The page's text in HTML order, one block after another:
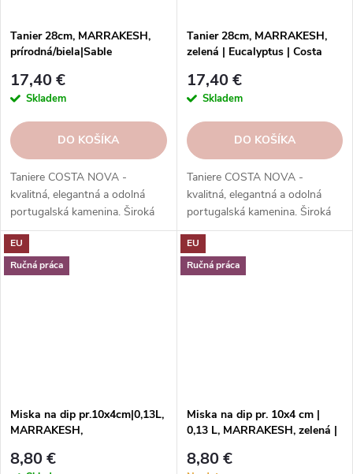
Tanier 28cm, MARRAKESH,
prírodná/biela|Sable
17,40 €
Skladem
DO KOŠÍKA
Taniere COSTA NOVA -
kvalitná, elegantná a odolná
portugalská kamenina. Široká
ponuka kolekcií, tvarov, farieb a
funkcií. Objednávajte v našom
e-shope.
Tanier 28cm, MARRAKESH,
zelená | Eucalyptus | Costa
17,40 €
Skladem
DO KOŠÍKA
Taniere COSTA NOVA -
kvalitná, elegantná a odolná
portugalská kamenina. Široká
ponuka kolekcií, tvarov, farieb a
funkcií. Objednávajte v našom
e-shope.
EU
Ručná práca
Miska na dip pr.10x4cm|0,13L,
MARRAKESH,
Blanc|Costa Nova
8,80 €
EU
Ručná práca
Miska na dip pr. 10x4 cm |
0,13 L, MARRAKESH, zelená |
8,80 €